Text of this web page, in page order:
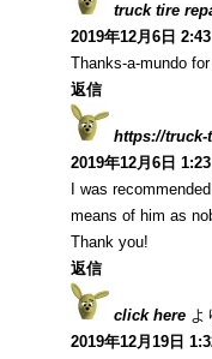
truck tire
2019年12月6日
Thanks-a-mundo
返信
https://truck-
2019年12月6日
I was
means of him as
Thank you!
返信
click here よ
2019年12月19日